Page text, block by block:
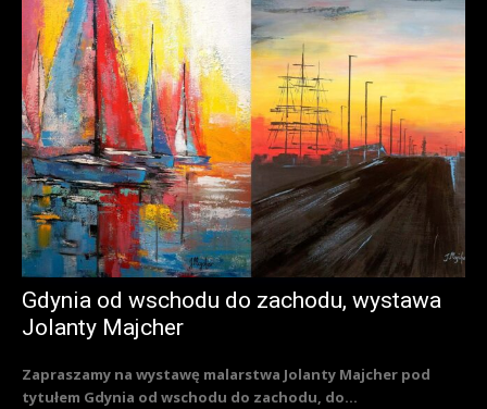
Gdynia od wschodu do zachodu, wystawa
Jolanty Majcher
Zapraszamy na wystawę malarstwa Jolanty Majcher pod
tytułem Gdynia od wschodu do zachodu, do...